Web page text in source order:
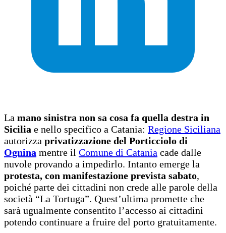
La mano sinistra non sa cosa fa quella destra in
Sicilia e nello specifico a Catania: Regione Siciliana
autorizza privatizzazione del Porticciolo di
Ognina mentre il Comune di Catania cade dalle
nuvole provando a impedirlo. Intanto emerge la
protesta, con manifestazione prevista sabato,
poiché parte dei cittadini non crede alle parole della
società “La Tortuga”. Quest’ultima promette che
sarà ugualmente consentito l’accesso ai cittadini
potendo continuare a fruire del porto gratuitamente.